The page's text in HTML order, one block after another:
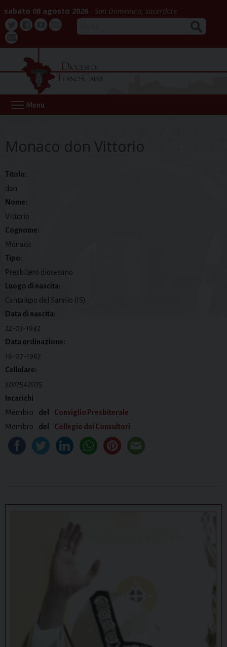
content
sabato 08 agosto 2026 San Domenico, sacerdote
Twitter
Buona
webmail
Menu
Monaco don Vittorio
Titolo:
don
Nome:
Vittorio
Cognome:
Monaco
Tipo:
Presbitero diocesano
Luogo di nascita:
Cantalupo del Sannio (IS)
Data di nascita:
22-03-1942
Data ordinazione:
16-07-1967
Cellulare:
3207542075
Incarichi
Membro
del
Consiglio Presbiterale
Membro
del Collegio dei Consultori